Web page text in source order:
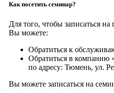
Как посетить семинар?
Для того, чтобы записаться
Вы можете:
Обратиться к
Обратиться в компанию
по адресу: Тюмень, ул.
Вы можете записаться на